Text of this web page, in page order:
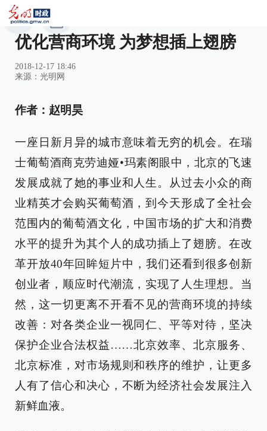
优化营商环境 为梦想插上翅膀
2018-12-17 18:46
来源： 光明网
作者：赵明昊
一座日新月异的城市意味着无穷的机会。在瑞
士葡萄酒商克劳迪娅•玛素阁眼中，北京的飞速
发展成就了她的事业和人生。从过去小众的商
业精英才会购买葡萄酒，到今天形成了全社会
范围内的葡萄酒文化，中国市场的扩大和消费
水平的提升为其个人的成功插上了翅膀。在改
革开放40年回眸短片中，我们还看到很多创新
创业者，顺应时代潮流，实现了人生理想。当
然，这一切更离不开看不见的营商环境的持续
改善：对各类企业一视同仁、平等对待，坚决
保护企业合法权益……北京效率、北京服务、
北京标准，对市场规则和秩序的维护，让更多
人有了信心和决心，不断为经济社会发展注入
新鲜血液。